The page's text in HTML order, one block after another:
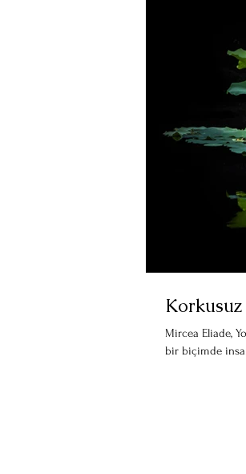
Mircea Eliade,
bir biçimde